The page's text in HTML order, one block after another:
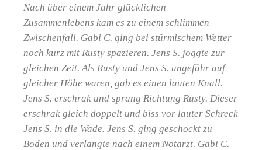
Nach über einem Jahr glücklichen
Zusammenlebens kam es zu einem schlimmen
Zwischenfall. Gabi C. ging bei stürmischem Wetter
noch kurz mit Rusty spazieren. Jens S. joggte zur
gleichen Zeit. Als Rusty und Jens S. ungefähr auf
gleicher Höhe waren, gab es einen lauten Knall.
Jens S. erschrak und sprang Richtung Rusty. Dieser
erschrak gleich doppelt und biss vor lauter Schreck
Jens S. in die Wade. Jens S. ging geschockt zu
Boden und verlangte nach einem Notarzt. Gabi C.